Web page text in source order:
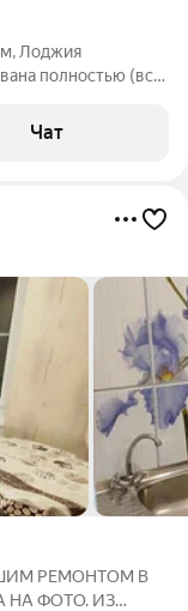
Лоджия
полностью (все
Чат
РЕМОНТОМ В
НА ФОТО. ИЗ